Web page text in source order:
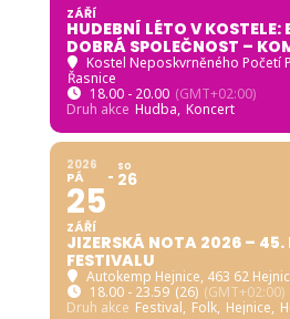
ZÁŘÍ
HUDEBNÍ LÉTO V
DOBRÁ SPOLEČNOST –
Kostel Neposkvrněného Početí
Řasnice
18.00 - 20.00 (GMT+02:00)
Druh akce Hudba, Koncert
2026
PÁ
25
ZÁŘÍ
SO
26
JIZERSKÁ NOTA 2026 – 45.
FESTIVALU
Autokemp Hejnice, 463 62
18.00 - 23.59 (26) (GMT+02:00)
Druh akce Festival, Folk, Hejnice,